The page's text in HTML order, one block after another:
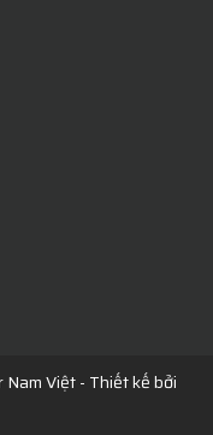
Việt - Thiết kế bởi